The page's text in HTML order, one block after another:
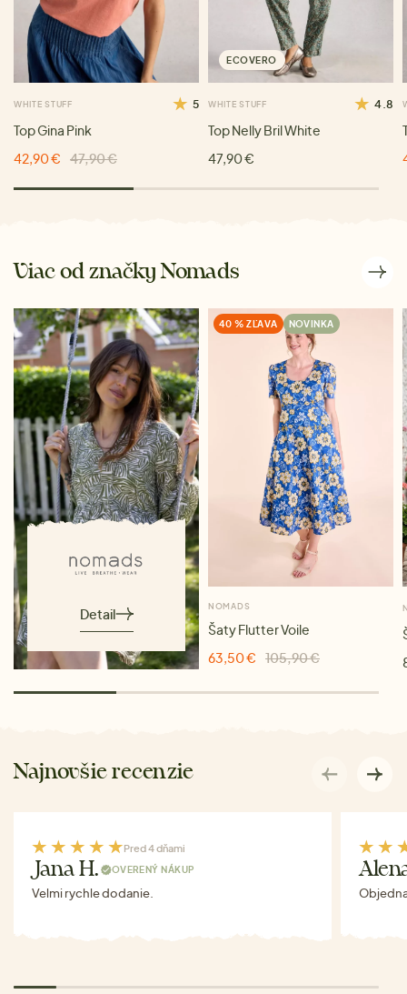
WHITE STUFF 5
Top Gina Pink
42,90 €
47,90 €
ECOVERO
WHITE STUFF 4.8
Top Nelly Bril White
47,90 €
Viac od značky Nomads
Detail
40 % ZĽAVA NOVINKA
NOMADS
Šaty Flutter Voile
63,50 €
105,90 €
Najnovšie recenzie
Pred 4 dňami
Jana H. OVERENÝ NÁKUP
Velmi rychle dodanie.